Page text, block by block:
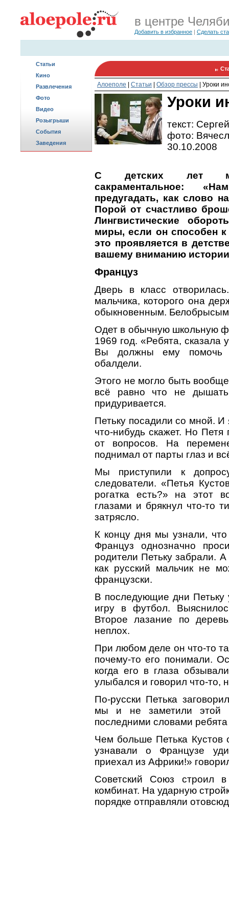
в центре
Добавить в избранное | Сделать
Статьи
Кино
Развлечения
Фото
Видео
Розыгрыши
События
Заведения
Алоеполе Статьи Обзор прессы Уроки
Уроки
текст:
фото:
30.10.2008
С детских лет
сакраментальное:
предугадать, как слово
Порой от счастливо
Лингвистические
миры, если он способен
это проявляется в
вашему вниманию
Француз
Дверь в класс
мальчика, которого она
обыкновенным.
Одет в обычную школьную
1969 год. «Ребята, сказала
Вы должны ему помочь
обалдели.
Этого не могло быть
всё равно что не
придуривается.
Петьку посадили со мной. И
что-нибудь скажет. Но
от вопросов. На
поднимал от парты глаз и
Мы приступили к
следователи. «Петья
рогатка есть?» на этот
глазами и брякнул что-то
затрясло.
К концу дня мы узнали, что
Француз однозначно
родители Петьку забрали.
как русский мальчик не
французски.
В последующие дни Петьку
игру в футбол.
Второе лазание по
неплох.
При любом деле он что-то
почему-то его понимали.
когда его в глаза
улыбался и говорил что-то,
По-русски Петька
мы и не заметили этой
последними словами
Чем больше Петька Кустов
узнавали о Французе
приехал из Африки!»
Советский Союз строил в
комбинат. На ударную
порядке отправляли